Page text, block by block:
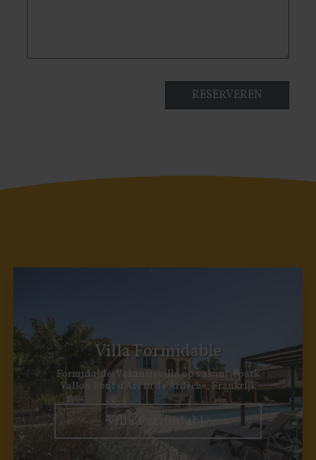
Villa Formidable
Formidable: Vakantievilla op vakantiepark
Vallon Pont d'Arc in de Ardèche, Frankrijk
Villa Formidable